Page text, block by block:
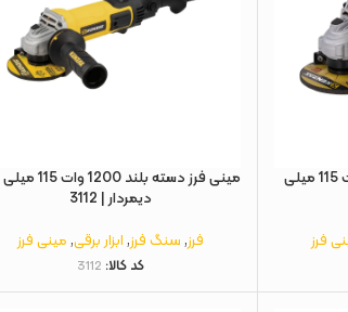
مینی فرز دسته کوتاه 1100 وات 115 میلی
فرز
مینی فرز دسته بلند
دیمردار | 3112
فرز,سنگ فرز,ابزار برقی,مینی فرز
کد کالا: 3112